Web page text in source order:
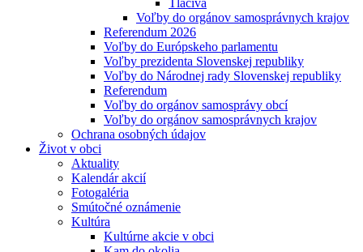
Tlačivá
Voľby do orgánov samosprávnych krajov
Referendum 2026
Voľby do Európskeho parlamentu
Voľby prezidenta Slovenskej republiky
Voľby do Národnej rady Slovenskej republiky
Referendum
Voľby do orgánov samosprávy obcí
Voľby do orgánov samosprávnych krajov
Ochrana osobných údajov
Život v obci
Aktuality
Kalendár akcií
Fotogaléria
Smútočné oznámenie
Kultúra
Kultúrne akcie v obci